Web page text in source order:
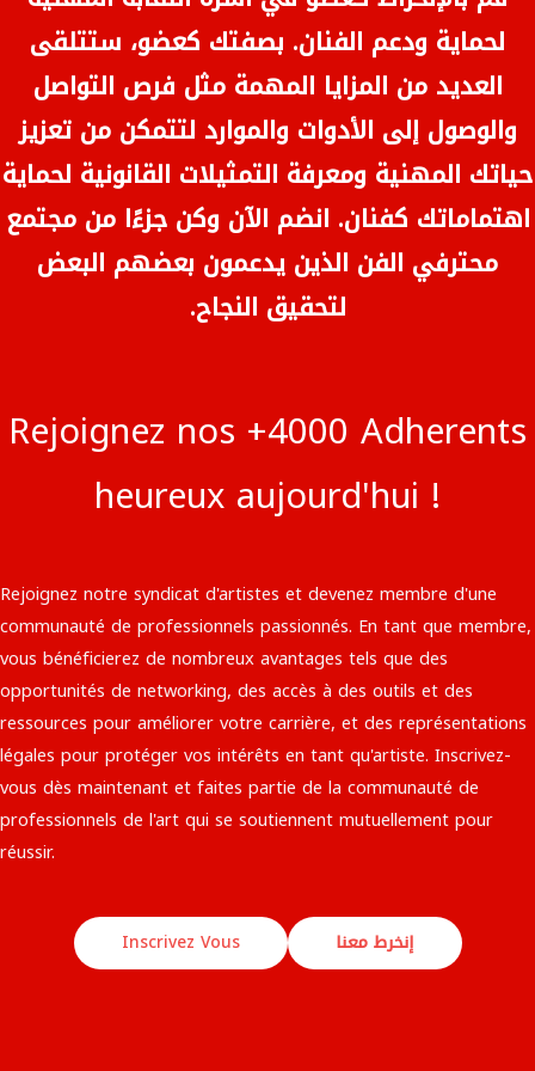
لحماية ودعم الفنان. بصفتك كعضو، ستتلقى
العديد من المزايا المهمة مثل فرص التواصل
والوصول إلى الأدوات والموارد لتتمكن من تعزيز
حياتك المهنية ومعرفة التمثيلات القانونية لحماية
اهتماماتك كفنان. انضم الآن وكن جزءًا من مجتمع
محترفي الفن الذين يدعمون بعضهم البعض
لتحقيق النجاح.
Rejoignez nos +4000 Adherents
heureux aujourd'hui !
Rejoignez notre syndicat d'artistes et devenez membre d'une
communauté de professionnels passionnés. En tant que membre,
vous bénéficierez de nombreux avantages tels que des
opportunités de networking, des accès à des outils et des
ressources pour améliorer votre carrière, et des représentations
légales pour protéger vos intérêts en tant qu'artiste. Inscrivez-
vous dès maintenant et faites partie de la communauté de
professionnels de l'art qui se soutiennent mutuellement pour
réussir.​
Inscrivez Vous إنخرط معنا